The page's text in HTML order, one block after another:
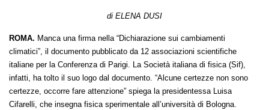
di ELENA DUSI
ROMA. Manca una firma nella “Dichiarazione sui cambiamenti
climatici”, il documento pubblicato da 12 associazioni scientifiche
italiane per la Conferenza di Parigi. La Società italiana di fisica (Sif),
infatti, ha tolto il suo logo dal documento. “Alcune certezze non sono
certezze, occorre fare attenzione” spiega la presidentessa Luisa
Cifarelli, che insegna fisica sperimentale all’università di Bologna.